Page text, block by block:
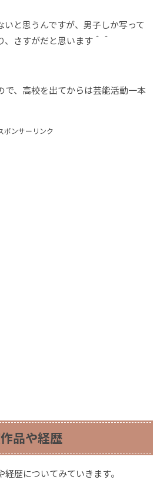
いと思うんですが、男子しか写って
さすがだと思います＾＾
で、高校を出てからは芸能活動一本
ポンサーリンク
品や経歴
歴についてみていきます。